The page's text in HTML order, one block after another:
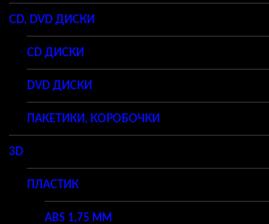
CD, DVD ДИСКИ
CD ДИСКИ
DVD ДИСКИ
ПАКЕТИКИ, КОРОБОЧКИ
3D
ПЛАСТИК
ABS 1,75 ММ